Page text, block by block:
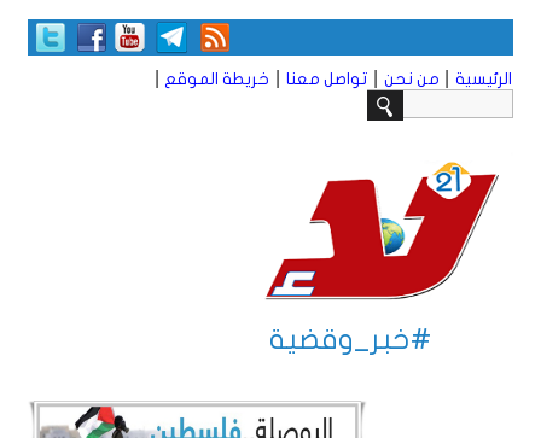
الرئيسية من نحن تواصل معنا خريطة الموقع
#خبر_وقضية